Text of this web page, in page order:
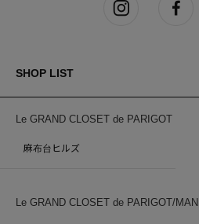
SHOP LIST
Le GRAND CLOSET de PARIGOT
麻布台ヒルズ
Le GRAND CLOSET de PARIGOT/MAN